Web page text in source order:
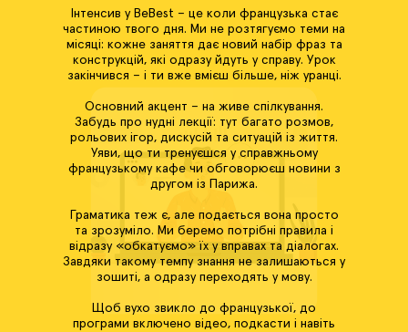
Інтенсив у BeBest – це коли французька стає
частиною твого дня. Ми не розтягуємо теми на
місяці: кожне заняття дає новий набір фраз та
конструкцій, які одразу йдуть у справу. Урок
закінчився – і ти вже вмієш більше, ніж уранці.
Основний акцент – на живе спілкування.
Забудь про нудні лекції: тут багато розмов,
рольових ігор, дискусій та ситуацій із життя.
Уяви, що ти тренуєшся у справжньому
французькому кафе чи обговорюєш новини з
другом із Парижа.
Граматика теж є, але подається вона просто
та зрозуміло. Ми беремо потрібні правила і
відразу «обкатуємо» їх у вправах та діалогах.
Завдяки такому темпу знання не залишаються у
зошиті, а одразу переходять у мову.
Щоб вухо звикло до французької, до
програми включено відео, подкасти і навіть